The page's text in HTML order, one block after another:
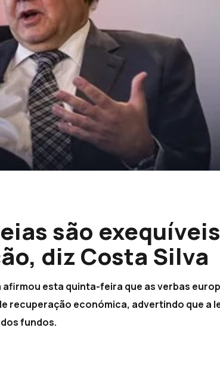
são
diz Costa Silva
esta quinta-feira que as verbas
recuperação económica, advertindo que a
fundos.